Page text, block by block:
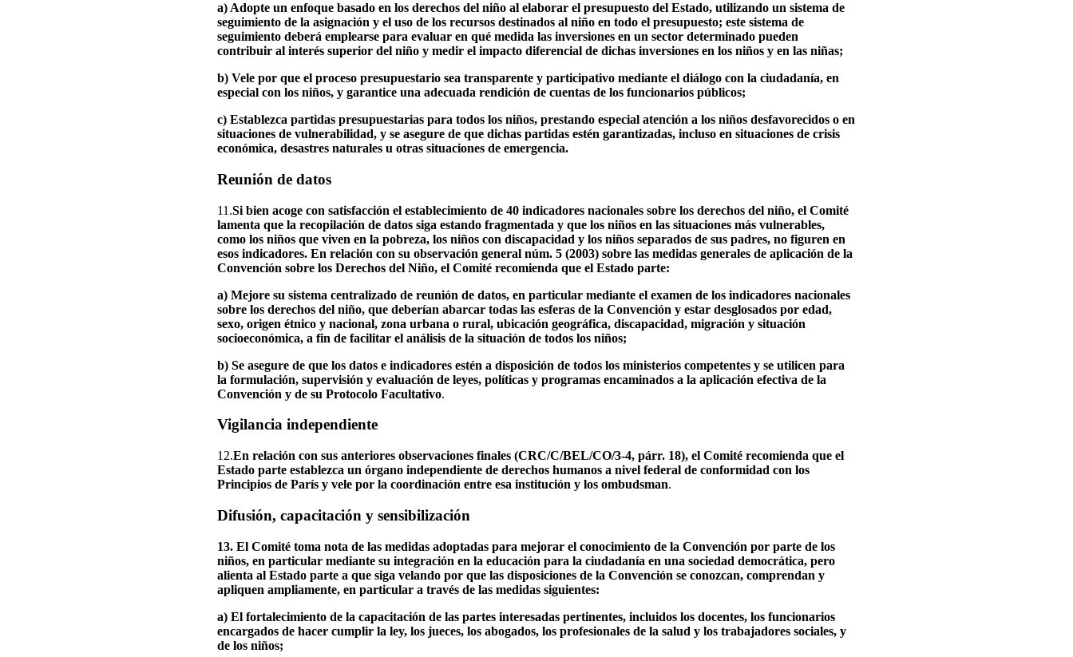
a) Adopte un enfoque basado en los derechos del niño al elaborar el presupuesto del Estado, utilizando un sistema de
seguimiento de la asignación y el uso de los recursos destinados al niño en todo el presupuesto; este sistema de
seguimiento deberá emplearse para evaluar en qué medida las inversiones en un sector determinado pueden
contribuir al interés superior del niño y medir el impacto diferencial de dichas inversiones en los niños y en las niñas;
b) Vele por que el proceso presupuestario sea transparente y participativo mediante el diálogo con la ciudadanía, en
especial con los niños, y garantice una adecuada rendición de cuentas de los funcionarios públicos;
c) Establezca partidas presupuestarias para todos los niños, prestando especial atención a los niños desfavorecidos o en
situaciones de vulnerabilidad, y se asegure de que dichas partidas estén garantizadas, incluso en situaciones de crisis
económica, desastres naturales u otras situaciones de emergencia.
Reunión de datos
11.Si bien acoge con satisfacción el establecimiento de 40 indicadores nacionales sobre los derechos del niño, el Comité
lamenta que la recopilación de datos siga estando fragmentada y que los niños en las situaciones más vulnerables,
como los niños que viven en la pobreza, los niños con discapacidad y los niños separados de sus padres, no figuren en
esos indicadores. En relación con su observación general núm. 5 (2003) sobre las medidas generales de aplicación de la
Convención sobre los Derechos del Niño, el Comité recomienda que el Estado parte:
a) Mejore su sistema centralizado de reunión de datos, en particular mediante el examen de los indicadores nacionales
sobre los derechos del niño, que deberían abarcar todas las esferas de la Convención y estar desglosados por edad,
sexo, origen étnico y nacional, zona urbana o rural, ubicación geográfica, discapacidad, migración y situación
socioeconómica, a fin de facilitar el análisis de la situación de todos los niños;
b) Se asegure de que los datos e indicadores estén a disposición de todos los ministerios competentes y se utilicen para
la formulación, supervisión y evaluación de leyes, políticas y programas encaminados a la aplicación efectiva de la
Convención y de su Protocolo Facultativo.
Vigilancia independiente
12.En relación con sus anteriores observaciones finales (CRC/C/BEL/CO/3-4, párr. 18), el Comité recomienda que el
Estado parte establezca un órgano independiente de derechos humanos a nivel federal de conformidad con los
Principios de París y vele por la coordinación entre esa institución y los ombudsman.
Difusión, capacitación y sensibilización
13. El Comité toma nota de las medidas adoptadas para mejorar el conocimiento de la Convención por parte de los
niños, en particular mediante su integración en la educación para la ciudadanía en una sociedad democrática, pero
alienta al Estado parte a que siga velando por que las disposiciones de la Convención se conozcan, comprendan y
apliquen ampliamente, en particular a través de las medidas siguientes:
a) El fortalecimiento de la capacitación de las partes interesadas pertinentes, incluidos los docentes, los funcionarios
encargados de hacer cumplir la ley, los jueces, los abogados, los profesionales de la salud y los trabajadores sociales, y
de los niños;